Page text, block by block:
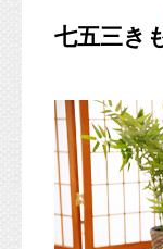
2日連続でブ
そんな感じ
お姉ちゃんが
ている、
姉妹の記念
いつもあり
新スタジ
https://
新オリジナ
七五三き